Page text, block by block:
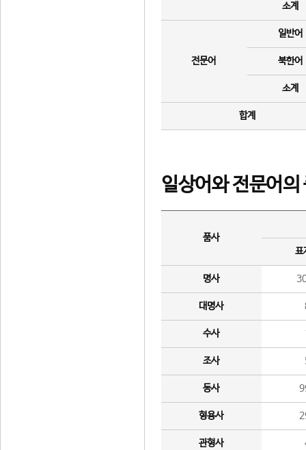
소계
전문어
일반어
북한어
소계
합계
일상어와 전문어의
품사
표
명사
대명사
수사
조사
동사
형용사
관형사